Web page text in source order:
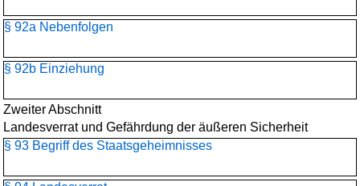
§ 92a Nebenfolgen
§ 92b Einziehung
Zweiter Abschnitt
Landesverrat und Gefährdung der äußeren Sicherheit
§ 93 Begriff des Staatsgeheimnisses